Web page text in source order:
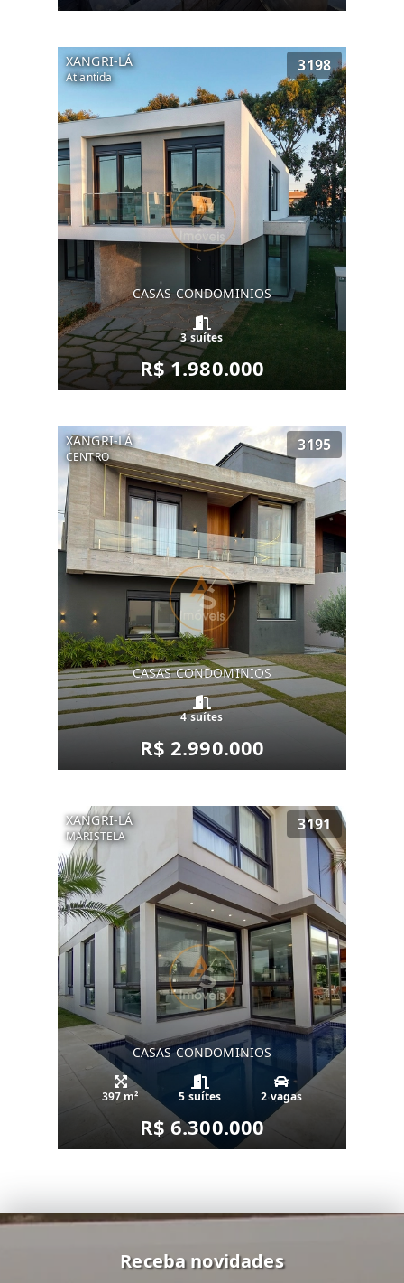
XANGRI-LÁ
Atlantida
3198
CASAS CONDOMINIOS
3 suítes
R$ 1.980.000
XANGRI-LÁ
CENTRO
3195
CASAS CONDOMINIOS
4 suítes
R$ 2.990.000
XANGRI-LÁ
MARISTELA
3191
CASAS CONDOMINIOS
397 m² 5 suítes 2 vagas
R$ 6.300.000
Receba novidades